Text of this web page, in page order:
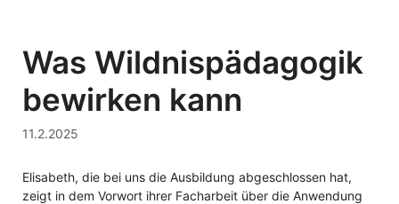
Was Wildnispädagogik
bewirken kann
11.2.2025
Elisabeth, die bei uns die Ausbildung abgeschlossen hat,
zeigt in dem Vorwort ihrer Facharbeit über die Anwendung